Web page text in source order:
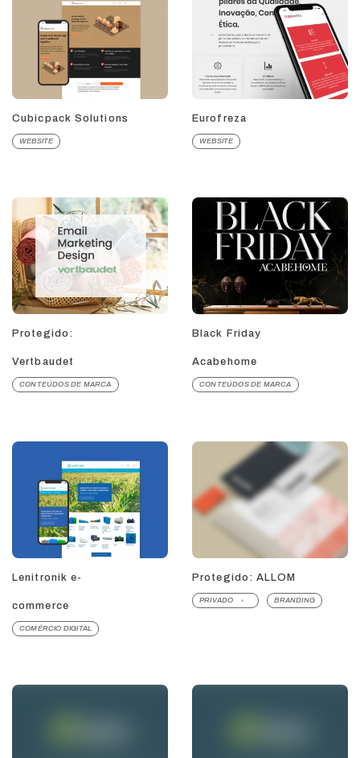
Cubicpack Solutions
WEBSITE
Eurofreza
WEBSITE
Protegido:
Vertbaudet
CONTEÚDOS DE MARCA
Black Friday
Acabehome
CONTEÚDOS DE MARCA
Lenitronik e-
commerce
COMÉRCIO DIGITAL
Protegido: ALLOM
PRIVADO BRANDING